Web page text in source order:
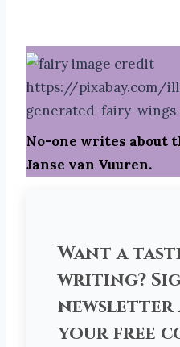
No-one writes about
Janse van Vuuren.
Want a
writing?
newsletter
your free